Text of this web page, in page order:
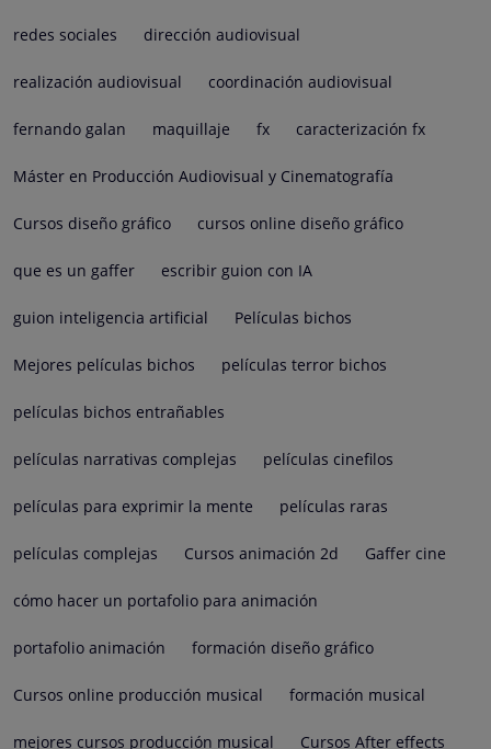
redes sociales dirección audiovisual
realización audiovisual coordinación audiovisual
fernando galan maquillaje fx caracterización fx
Máster en Producción Audiovisual y Cinematografía
Cursos diseño gráfico cursos online diseño gráfico
que es un gaffer escribir guion con IA
guion inteligencia artificial Películas bichos
Mejores películas bichos películas terror bichos
películas bichos entrañables
películas narrativas complejas películas cinefilos
películas para exprimir la mente películas raras
películas complejas Cursos animación 2d Gaffer cine
cómo hacer un portafolio para animación
portafolio animación formación diseño gráfico
Cursos online producción musical formación musical
mejores cursos producción musical Cursos After effects